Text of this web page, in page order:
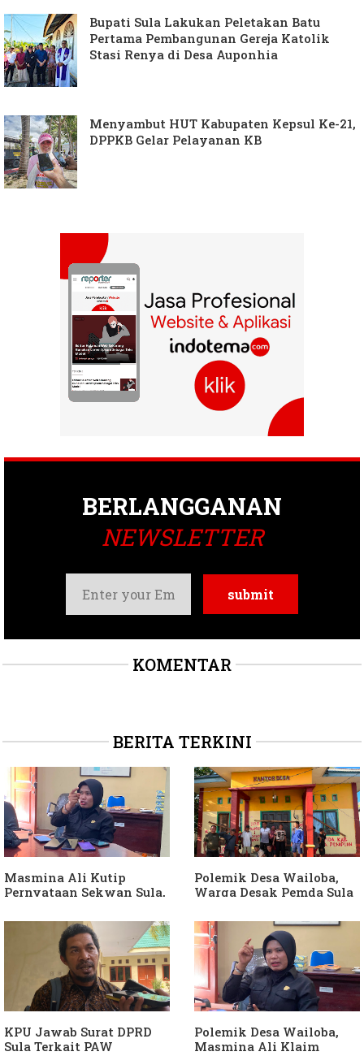
Bupati Sula Lakukan Peletakan Batu
Pertama Pembangunan Gereja Katolik
Stasi Renya di Desa Auponhia
Menyambut HUT Kabupaten Kepsul Ke-21,
DPPKB Gelar Pelayanan KB
BERLANGGANAN
NEWSLETTER
KOMENTAR
BERITA TERKINI
Masmina Ali Kutip
Pernyataan Sekwan Sula,
Diduga Jadikan
Keponakan "ATM
Berjalan"
Polemik Desa Wailoba,
Warga Desak Pemda Sula
APH Usut Dugaan
Penyimpangan Dana Desa
KPU Jawab Surat DPRD
Sula Terkait PAW
Polemik Desa Wailoba,
Masmina Ali Klaim